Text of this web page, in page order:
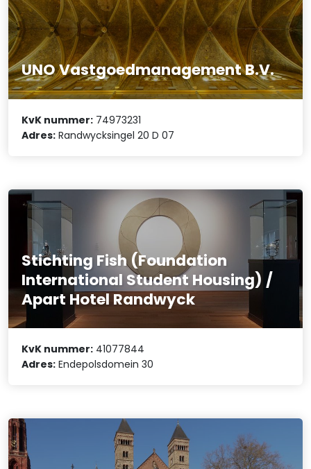
UNO Vastgoedmanagement B.V.
KvK nummer: 74973231
Adres: Randwycksingel 20 D 07
Stichting Fish (Foundation
International Student Housing) /
Apart Hotel Randwyck
KvK nummer: 41077844
Adres: Endepolsdomein 30